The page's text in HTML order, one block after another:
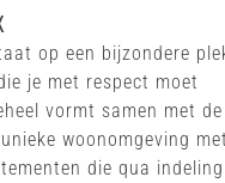
op een bijzondere
je met respect moet
vormt samen met de
woon­omgeving met
die qua indeling